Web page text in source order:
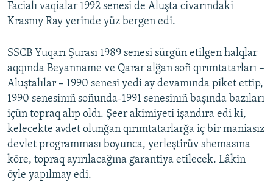
Facialı vaqialar 1992 senesi de Aluşta civarındaki
Krasnıy Ray yerinde yüz bergen edi.
SSCB Yuqarı Şurası 1989 senesi sürgün etilgen halqlar
aqqında Beyanname ve Qarar alğan soñ qırımtatarları –
Aluştalılar – 1990 senesi yedi ay devamında piket ettip,
1990 senesinıñ soñunda-1991 senesinıñ başında bazıları
içün topraq alıp oldı. Şeer akimiyeti işandıra edi ki,
kelecekte avdet olunğan qırımtatarlarğa iç bir maniasız
devlet programması boyunca, yerleştirüv shemasına
köre, topraq ayırılacağına garantiya etilecek. Lâkin
öyle yapılmay edi.